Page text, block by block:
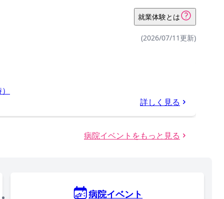
就業体験とは
(2026/07/11更新)
詳しく見る
病院イベントをもっと見る
病院イベント